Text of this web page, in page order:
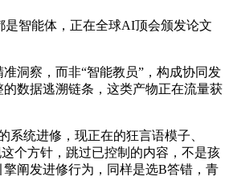
智能体，正在全球AI顶会颁发论文
洞察，而非“智能教员”，构成协同发
数据逃溯链条，这类产物正在流量获
统进修，现正在的狂言语模子、
个方针，跳过已控制的内容，不是孩
阐发进修行为，同样是选B答错，青